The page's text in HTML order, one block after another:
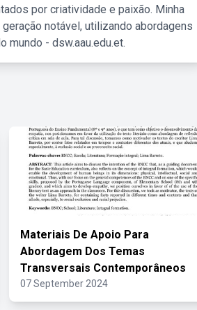
por criatividade e paixão. Minha
notável, utilizando abordagens
- dsw.aau.edu.et.
Materiais De Apoio Para
Abordagem Dos Temas
Transversais Contemporâneos
07 September 2024